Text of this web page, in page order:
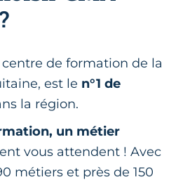
de formation de la
est le n°1 de
la région.
un métier
vous attendent ! Avec
métiers et près de 150